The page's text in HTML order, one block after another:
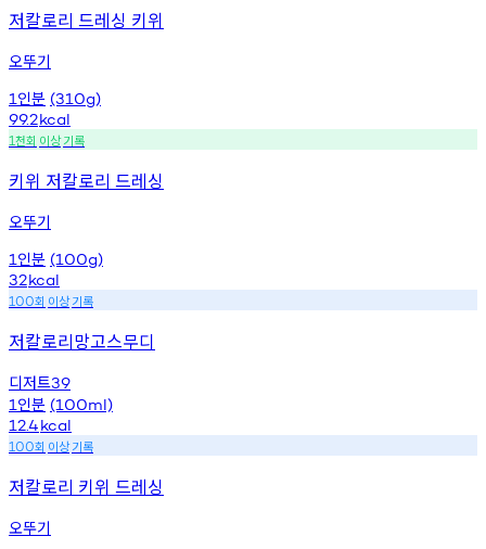
저칼로리 드레싱 키위
오뚜기
1 인분 (310g)
99.2kcal
1천회 이상기록
키위 저칼로리 드레싱
오뚜기
1 인분 (100g)
32kcal
100회 이상기록
저칼로리망고스무디
디저트39
1 인분 (100ml)
12.4kcal
100회 이상기록
저칼로리 키위 드레싱
오뚜기